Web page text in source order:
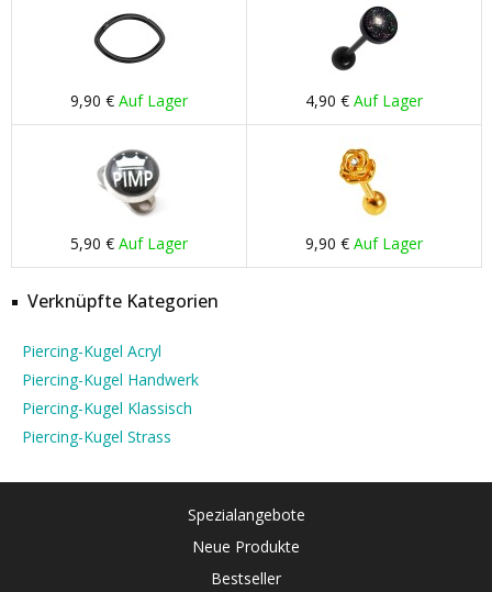
9,90 € Auf Lager 4,90 € Auf Lager
5,90 € Auf Lager 9,90 € Auf Lager
Verknüpfte Kategorien
Piercing-Kugel Acryl
Piercing-Kugel Handwerk
Piercing-Kugel Klassisch
Piercing-Kugel Strass
Spezialangebote
Neue Produkte
Bestseller